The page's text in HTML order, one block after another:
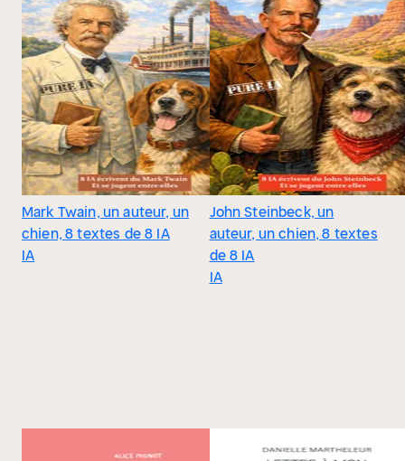
Mark Twain, un auteur, un
chien, 8 textes de 8 IA
IA
John Steinbeck, un
auteur, un chien, 8 textes
de 8 IA
IA